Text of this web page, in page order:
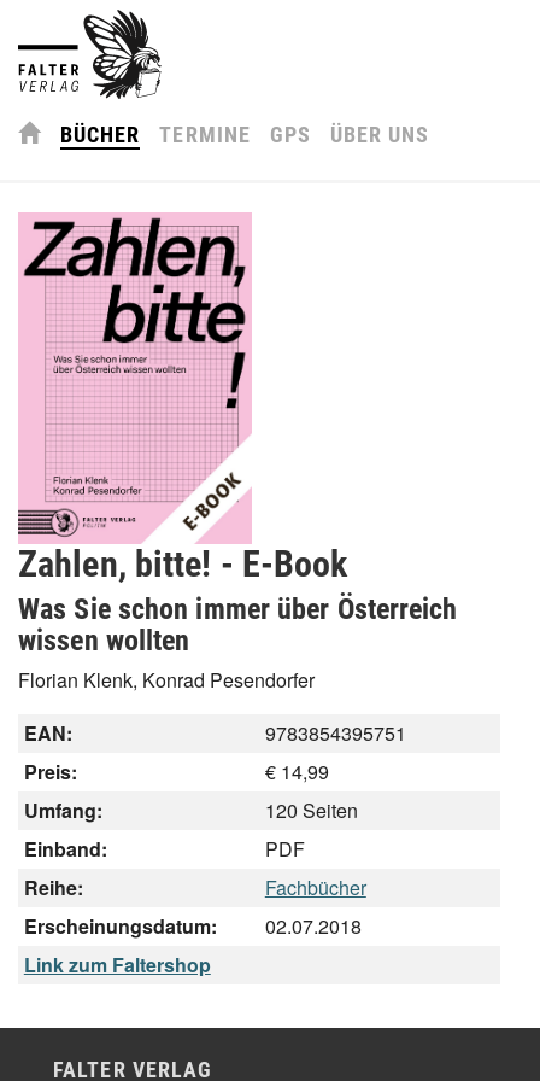
BÜCHER TERMINE GPS ÜBER UNS
Zahlen, bitte! - E-Book
Was Sie schon immer über Österreich
wissen wollten
Florian Klenk, Konrad Pesendorfer
EAN:
9783854395751
Preis:
€ 14,99
Umfang:
120 Seiten
Einband:
PDF
Reihe:
Fachbücher
Erscheinungsdatum:
02.07.2018
Link zum Faltershop
FALTER VERLAG